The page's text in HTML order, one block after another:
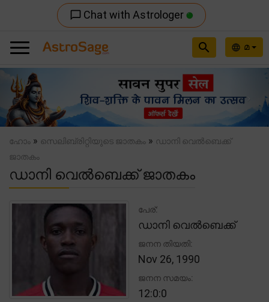
chat_bubble_outline Chat with Astrologer
language മ
search
Previous
ഹോം » സെലിബ്രിറ്റിയുടെ ജാതകം » ഡാനി വെൽബെക്ക്
ജാതകം
ഡാനി വെൽബെക്ക് ജാതകം
പേര്:
ഡാനി വെൽബെക്ക്
ജനന തിയതി:
Nov 26, 1990
ജനന സമയം:
12:0:0